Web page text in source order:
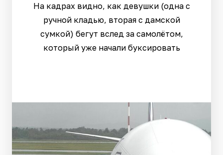
На кадрах видно, как девушки (одна с
ручной кладью, вторая с дамской
сумкой) бегут вслед за самолётом,
который уже начали буксировать